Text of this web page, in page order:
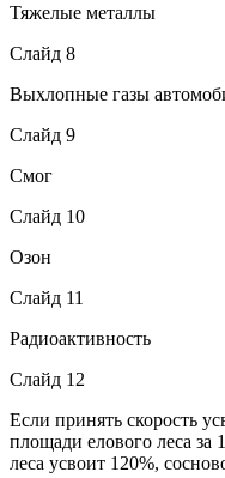
Тяжелые металлы
Слайд 8
Выхлопные газы
Слайд 9
Смог
Слайд 10
Озон
Слайд 11
Радиоактивность
Слайд 12
Если принять скорость
площади елового леса за
леса усвоит 120%,